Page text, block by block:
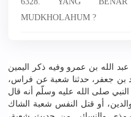
MUDKHOLAHUM ?
آخر) عن عبد الله بن عمرو وفيه ذكر اليمين
بن جعفر، حدثنا شعبة عن فراس،
صلى الله عليه وسلّم أنه قال
أو قتل النفس شعبة الشاك